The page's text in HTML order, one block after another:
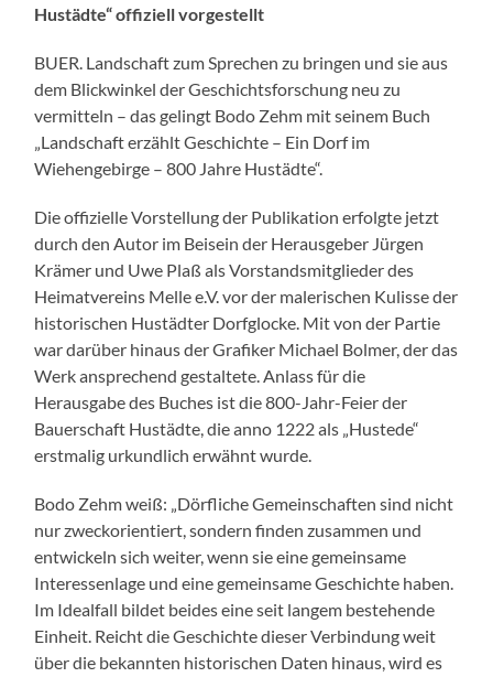
Hustädte“ offiziell vorgestellt
BUER. Landschaft zum Sprechen zu bringen und sie aus
dem Blickwinkel der Geschichtsforschung neu zu
vermitteln – das gelingt Bodo Zehm mit seinem Buch
„Landschaft erzählt Geschichte – Ein Dorf im
Wiehengebirge – 800 Jahre Hustädte“.
Die offizielle Vorstellung der Publikation erfolgte jetzt
durch den Autor im Beisein der Herausgeber Jürgen
Krämer und Uwe Plaß als Vorstandsmitglieder des
Heimatvereins Melle e.V. vor der malerischen Kulisse der
historischen Hustädter Dorfglocke. Mit von der Partie
war darüber hinaus der Grafiker Michael Bolmer, der das
Werk ansprechend gestaltete. Anlass für die
Herausgabe des Buches ist die 800-Jahr-Feier der
Bauerschaft Hustädte, die anno 1222 als „Hustede“
erstmalig urkundlich erwähnt wurde.
Bodo Zehm weiß: „Dörfliche Gemeinschaften sind nicht
nur zweckorientiert, sondern finden zusammen und
entwickeln sich weiter, wenn sie eine gemeinsame
Interessenlage und eine gemeinsame Geschichte haben.
Im Idealfall bildet beides eine seit langem bestehende
Einheit. Reicht die Geschichte dieser Verbindung weit
über die bekannten historischen Daten hinaus, wird es